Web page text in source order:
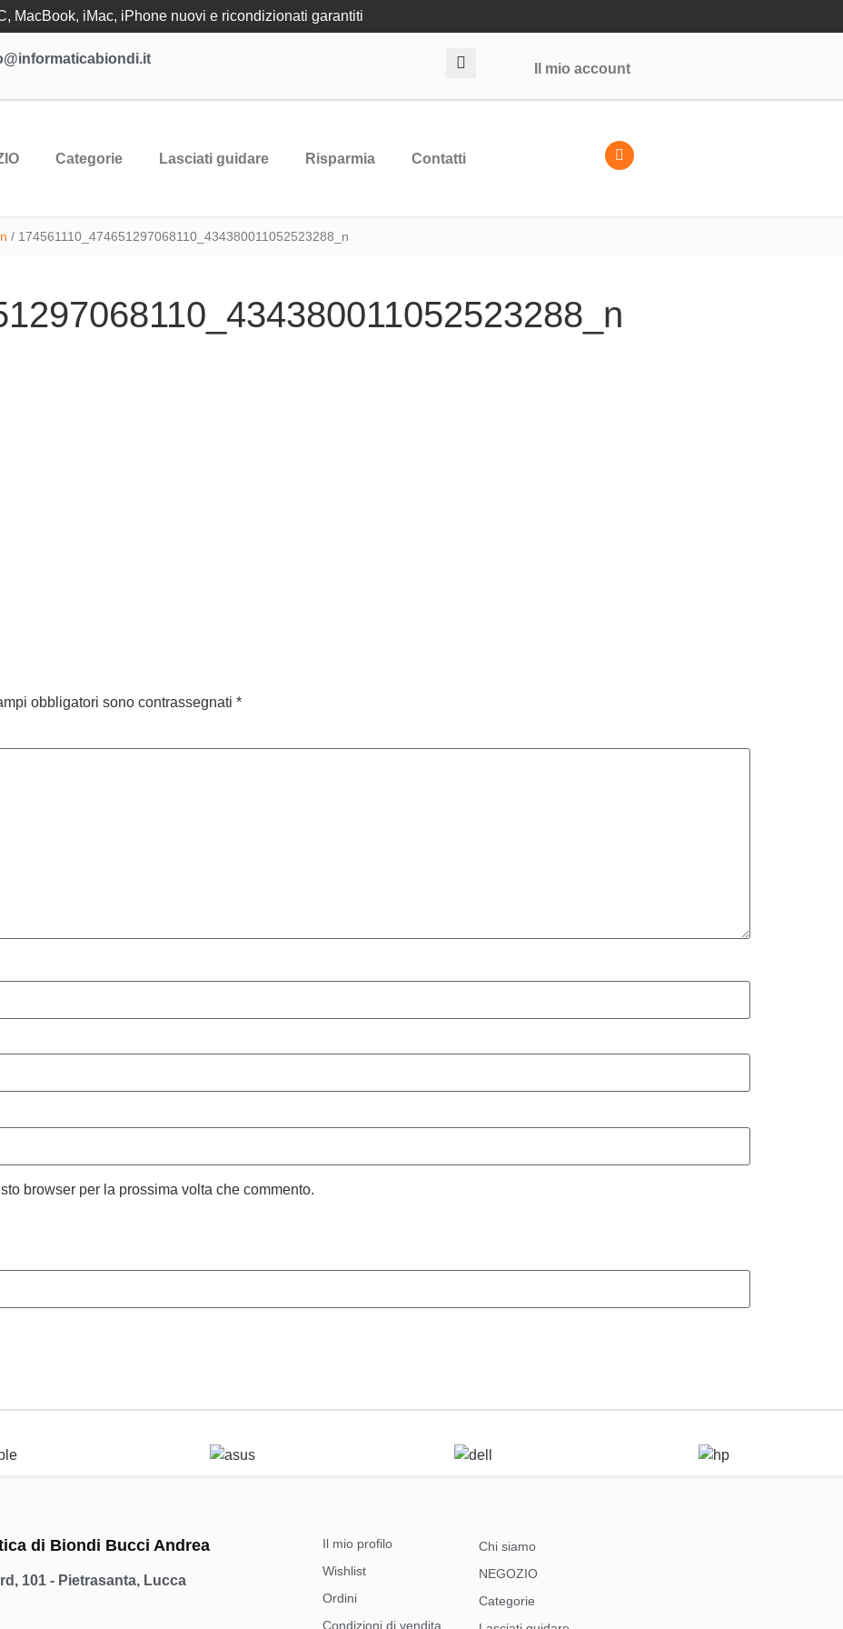
MacBook, iMac, iPhone nuovi e ricondizionati garantiti
Il mio account
Categorie Lasciati guidare Risparmia Contatti
/ 174561110_474651297068110_434380011052523288_n
obbligatori sono contrassegnati *
browser per la prossima volta che commento.
di Biondi Bucci Andrea
101 - Pietrasanta, Lucca
Il mio profilo
Wishlist
Ordini
Condizioni di vendita
Chi siamo
NEGOZIO
Categorie